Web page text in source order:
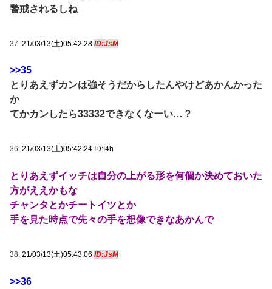
警戒されるしね
37: 21/03/13(土)05:42:28 ID:JsM
>>35
とりあえずカンは強そうだからしたんやけどあかんかった
か
てかカンしたら33332できなくなーい…？
36: 21/03/13(土)05:42:24 ID:I4h
とりあえずイッチは自分の上がる形を何個か決めておいた
方がええかもな
チャンタとかチートイツとか
手を見た時点で先々の手を想像できなあかんで
38: 21/03/13(土)05:43:06 ID:JsM
>>36